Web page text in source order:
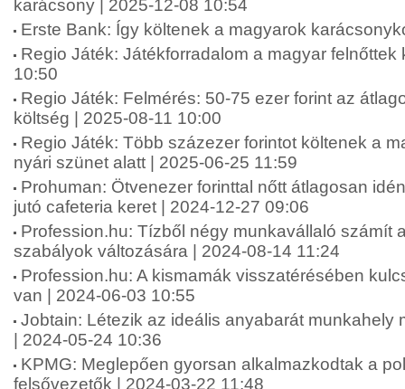
karácsony | 2025-12-08 10:54
Erste Bank: Így költenek a magyarok
Regio Játék: Játékforradalom a magyar felnőttek
10:50
Regio Játék: Felmérés: 50-75 ezer forint az
költség | 2025-08-11 10:00
Regio Játék: Több százezer forintot költenek a
nyári szünet alatt | 2025-06-25 11:59
Prohuman: Ötvenezer forinttal nőtt átlagosan
jutó cafeteria keret | 2024-12-27 09:06
Profession.hu: Tízből négy munkavállaló számít
szabályok változására | 2024-08-14 11:24
Profession.hu: A kismamák visszatérésében
van | 2024-06-03 10:55
Jobtain: Létezik az ideális anyabarát munkahely
| 2024-05-24 10:36
KPMG: Meglepően gyorsan alkalmazkodtak a
felsővezetők | 2024-03-22 11:48